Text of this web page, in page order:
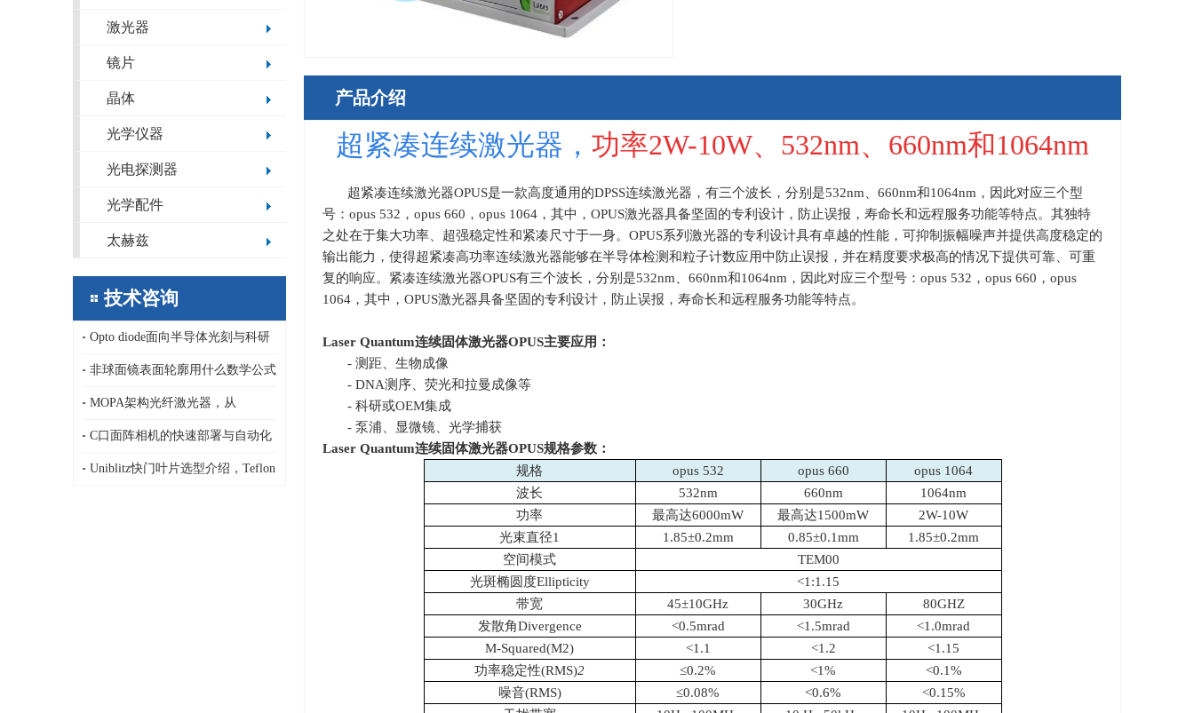
激光器
镜片
晶体
光学仪器
光电探测器
光学配件
太赫兹
技术咨询
Opto diode面向半导体光刻与科研
领域的定制化极紫外/深紫外光电二
极管，13.5nm，1-80nm
非球面镜表面轮廓用什么数学公式
描述，纳米精度非球面镜传统面型
公式和新公式基于正交多项式
MOPA架构光纤激光器，从
AeroDIODE半导体激光泵浦源、LD
驱动器到连续、纳秒皮秒脉冲激光
C口面阵相机的快速部署与自动化
集成优势，ARTRAY 面阵相机
Uniblitz快门叶片选型介绍，Teflon
产品介绍
超紧凑连续激光器， 功率2W-10W、532nm、660nm和1064nm
超紧凑连续激光器OPUS是一款高度通用的DPSS连续激光器，有三个波长，分别是532nm、660nm和1064nm，因此对应三个型
号：opus 532，opus 660，opus 1064，其中，OPUS激光器具备坚固的专利设计，防止误报，寿命长和远程服务功能等特点。其独特
之处在于集大功率、超强稳定性和紧凑尺寸于一身。 OPUS系列激光器的专利设计具有卓越的性能，可抑制振幅噪声并提供高度稳定的
输出能力，使得超紧凑高功率连续激光器能够在半导体检测和粒子计数应用中防止误报，并在精度要求极高的情况下提供可靠、可重
复的响应。紧凑连续激光器OPUS有三个波长，分别是532nm、660nm和1064nm，因此对应三个型号：opus 532，opus 660，opus
1064，其中，OPUS激光器具备坚固的专利设计，防止误报，寿命长和远程服务功能等特点。
Laser Quantum连续固体激光器OPUS主要应用：
- 测距、生物成像
- DNA测序、荧光和拉曼成像等
- 科研或OEM集成
- 泵浦、显微镜、光学捕获
Laser Quantum连续固体激光器OPUS规格参数：
规格
opus 532 opus 660
opus 1064
波长
532nm 660nm
1064nm
功率
最高达6000mW 最高达1500mW
2W-10W
光束直径1 1.85±0.2mm 0.85±0.1mm
1.85±0.2mm
空间模式
TEM00
光斑椭圆度Ellipticity
<1:1.15
带宽
45±10GHz 30GHz
80GHZ
发散角Divergence
<0.5mrad <1.5mrad
<1.0mrad
M-Squared(M2) <1.1 <1.2
<1.15
功率稳定性(RMS)2 ≤0.2% <1%
<0.1%
噪音(RMS)
≤0.08% <0.6%
<0.15%